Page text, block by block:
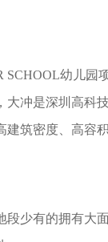
SCHOOL幼儿园
冲是深圳高科
筑密度、高容
少有的拥有大